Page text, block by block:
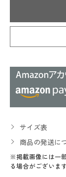
サイズ表
商品の発送に
※掲載画像には一
る場合がございます